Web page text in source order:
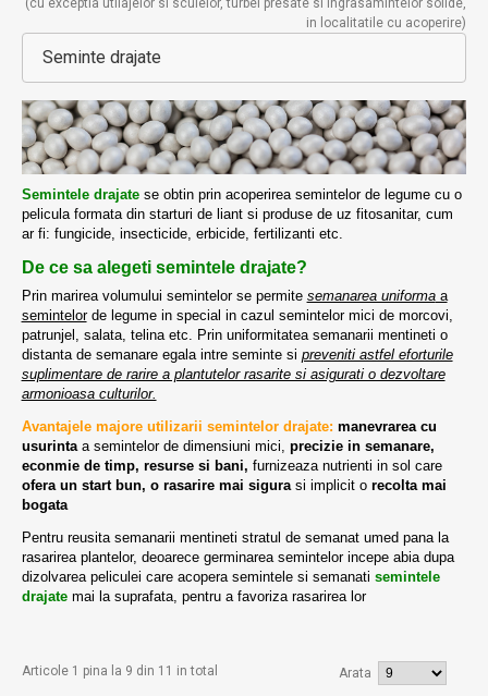
(cu exceptia utilajelor si sculelor, turbei presate si ingrasamintelor solide,
in localitatile cu acoperire)
Seminte drajate
Semintele drajatese obtin prin acoperirea semintelor de legume cu o
pelicula formata din starturi de liant si produse de uz fitosanitar, cum
ar fi: fungicide, insecticide, erbicide, fertilizanti etc.
De ce sa alegeti semintele drajate?
Prin marirea volumului semintelor se permite semanarea uniformaa
semintelorde legume in special in cazul semintelor mici de morcovi,
patrunjel, salata, telina etc. Prin uniformitatea semanarii mentineti o
distanta de semanare egala intre seminte si preveniti astfel eforturile
suplimentare de rarire a plantutelor rasarite si asigurati o dezvoltare
armonioasa culturilor.
Avantajele majore utilizarii semintelor drajate: manevrarea cu
usurinta a semintelor de dimensiuni mici, precizie in semanare,
econmie de timp, resurse si bani, furnizeaza nutrienti in sol care
ofera un start bun, o rasarire mai sigurasi implicit o recolta mai
bogata
Pentru reusita semanarii mentineti stratul de semanat umed pana la
rasarirea plantelor, deoarece germinarea semintelor incepe abia dupa
dizolvarea peliculei care acopera semintele si semanati semintele
drajatemai la suprafata, pentru a favoriza rasarirea lor
Articole 1 pina la 9 din 11 in total Arata